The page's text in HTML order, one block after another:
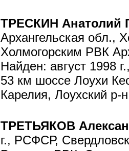
ТРЕСКИН Анатолий
Архангельская обл.,
Холмогорским РВК
Найден: август 1998
53 км шоссе Лоухи
Карелия, Лоухский р-
ТРЕТЬЯКОВ
г., РСФСР,